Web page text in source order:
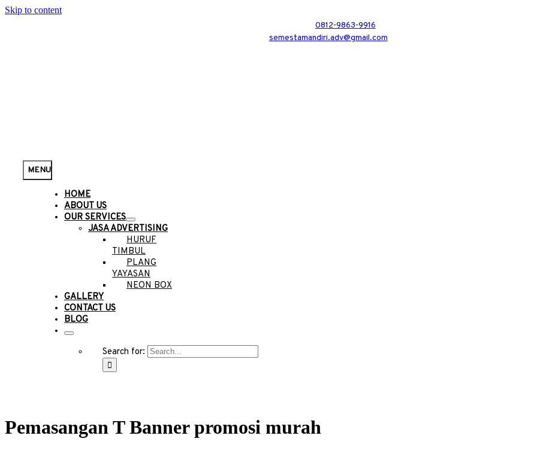
Skip to content
0812-9863-9916
semestamandiri.adv@gmail.com
MENU
HOME
ABOUT US
OUR SERVICES
JASA ADVERTISING
HURUF
TIMBUL
PLANG
YAYASAN
NEON BOX
GALLERY
CONTACT US
BLOG
Search for:
Pemasangan T Banner promosi murah